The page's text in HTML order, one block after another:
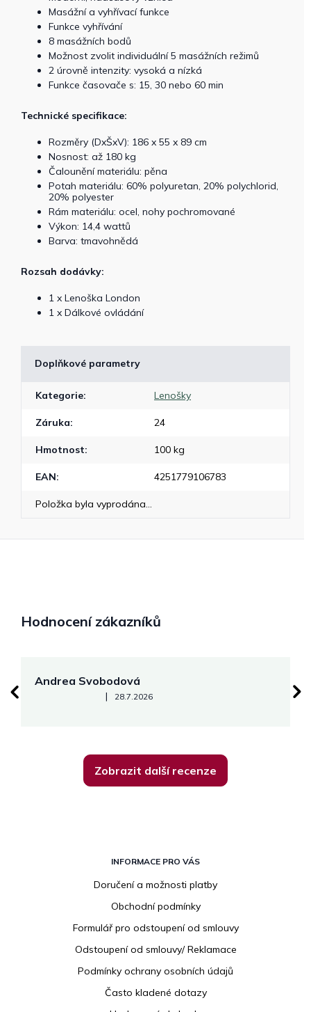
Masážní a vyhřívací funkce
Funkce vyhřívání
8 masážních bodů
Možnost zvolit individuální 5 masážních režimů
2 úrovně intenzity: vysoká a nízká
Funkce časovače s: 15, 30 nebo 60 min
Technické specifikace:
Rozměry (DxŠxV): 186 x 55 x 89 cm
Nosnost: až 180 kg
Čalounění materiálu: pěna
Potah materiálu: 60% polyuretan, 20% polychlorid,
20% polyester
Rám materiálu: ocel, nohy pochromované
Výkon: 14,4 wattů
Barva: tmavohnědá
Rozsah dodávky:
1 x Lenoška London
1 x Dálkové ovládání
Doplňkové parametry
Kategorie: Lenošky
Záruka: 24
Hmotnost: 100 kg
EAN: 4251779106783
Položka byla vyprodána…
Hodnocení zákazníků
Andrea Svobodová
Hodnocení obchodu je 5 z 5 hvězdiček.
| 28.7.2026
Zobrazit další recenze
INFORMACE PRO VÁS
Doručení a možnosti platby
Obchodní podmínky
Formulář pro odstoupení od smlouvy
Odstoupení od smlouvy/ Reklamace
Podmínky ochrany osobních údajů
Často kladené dotazy